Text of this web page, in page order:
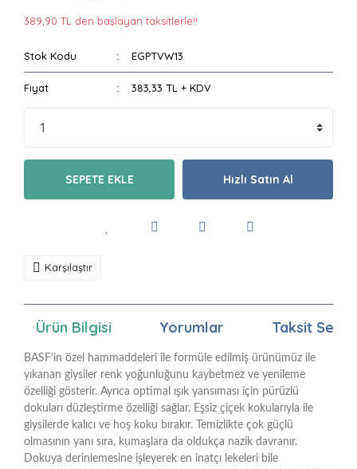
389,90 TL den başlayan taksitlerle!!
Stok Kodu EGPTVW13
Fiyat 383,33 TL + KDV
SEPETE EKLE Hızlı Satın Al
Karşılaştır
Ürün Bilgisi Yorumlar Taksit
BASF’in özel hammaddeleri ile formüle edilmiş ürünümüz ile
yıkanan giysiler renk yoğunluğunu kaybetmez ve yenileme
özelliği gösterir. Ayrıca optimal ışık yansıması için pürüzlü
dokuları düzleştirme özelliği sağlar. Eşsiz çiçek kokularıyla ile
giysilerde kalıcı ve hoş koku bırakır. Temizlikte çok güçlü
olmasının yanı sıra, kumaşlara da oldukça nazik davranır.
Dokuya derinlemesine işleyerek en inatçı lekeleri bile